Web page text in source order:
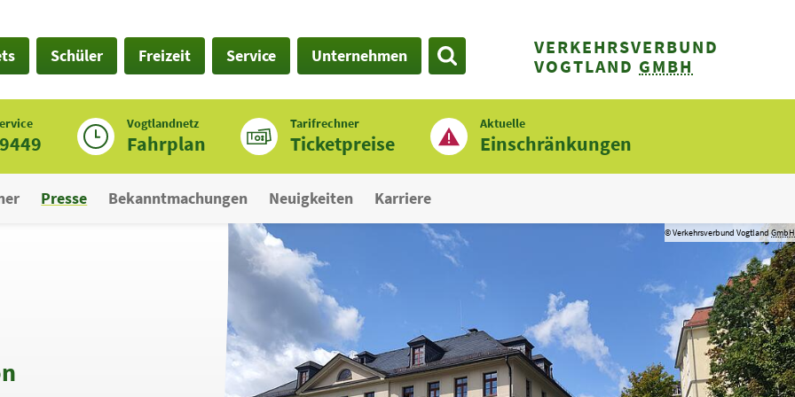
VERKEHRSVERBUND
VOGTLAND GMBH
Schüler Freizeit Service Unternehmen
Vogtlandnetz
Fahrplan
Tarifrechner
Ticketpreise
Aktuelle
Einschränkungen
Presse Bekanntmachungen Neuigkeiten Karriere
© Verkehrsverbund VogtlandGmbH